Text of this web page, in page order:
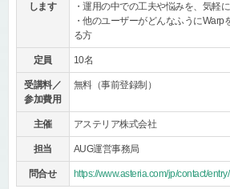
します
・運用の中での工夫や悩みを、気軽
・他のユーザーがどんなふうにWarp
る方
定員 10名
受講料／
参加費用
無料（事前登録制）
主催 アステリア株式会社
担当 AUG運営事務局
問合せ https://www.asteria.com/jp/contact/entry/